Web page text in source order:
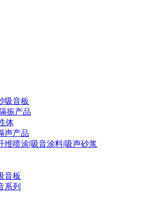
吸音板
振产品
体
声产品
维喷涂|吸音涂料|吸声砂浆
音板
系列